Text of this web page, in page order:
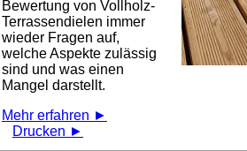
Bewertung von Vollholz-
Terrassendielen immer
wieder Fragen auf,
welche Aspekte zulässig
sind und was einen
Mangel darstellt.
Mehr erfahren ►
Drucken ►